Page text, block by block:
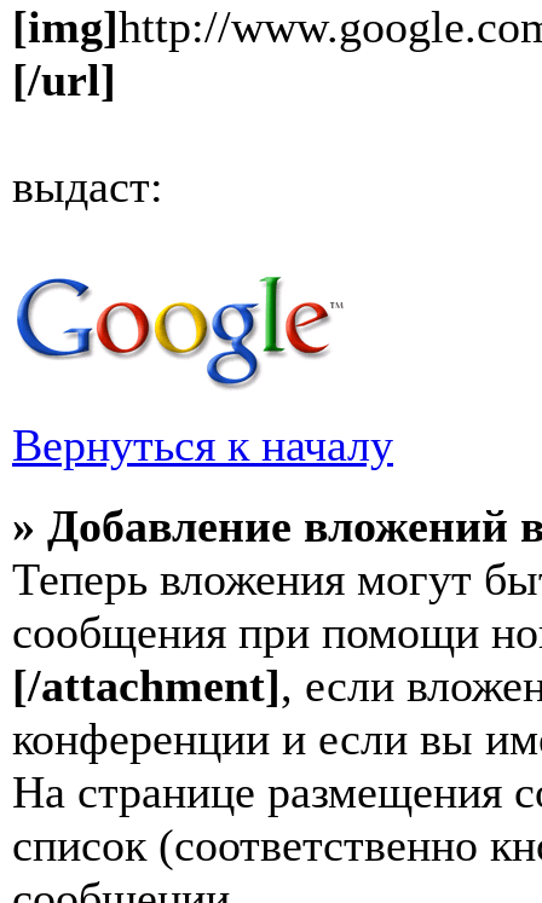
[img]http://
[/url]
выдаст:
Вернуться к началу
» Добавление вложений
Теперь вложения могут
сообщения при помощи
[/attachment], если
конференции и если вы
На странице размещения
список (соответственно